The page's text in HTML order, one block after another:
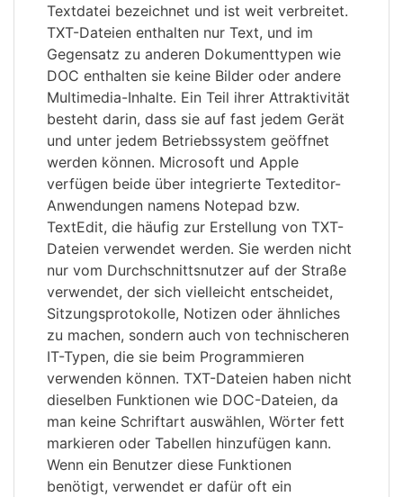
Textdatei bezeichnet und ist weit verbreitet.
TXT-Dateien enthalten nur Text, und im
Gegensatz zu anderen Dokumenttypen wie
DOC enthalten sie keine Bilder oder andere
Multimedia-Inhalte. Ein Teil ihrer Attraktivität
besteht darin, dass sie auf fast jedem Gerät
und unter jedem Betriebssystem geöffnet
werden können. Microsoft und Apple
verfügen beide über integrierte Texteditor-
Anwendungen namens Notepad bzw.
TextEdit, die häufig zur Erstellung von TXT-
Dateien verwendet werden. Sie werden nicht
nur vom Durchschnittsnutzer auf der Straße
verwendet, der sich vielleicht entscheidet,
Sitzungsprotokolle, Notizen oder ähnliches
zu machen, sondern auch von technischeren
IT-Typen, die sie beim Programmieren
verwenden können. TXT-Dateien haben nicht
dieselben Funktionen wie DOC-Dateien, da
man keine Schriftart auswählen, Wörter fett
markieren oder Tabellen hinzufügen kann.
Wenn ein Benutzer diese Funktionen
benötigt, verwendet er dafür oft ein